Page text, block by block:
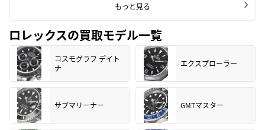
もっと見る
ロレックスの買取モデル一覧
コスモグラフ デイト
ナ
エクスプローラー
サブマリーナー GMTマスター